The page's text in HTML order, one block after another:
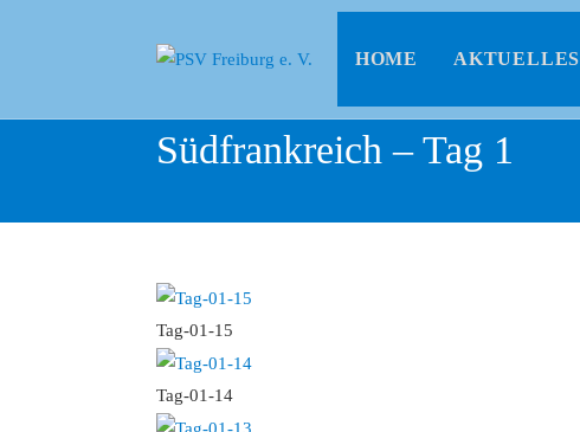
HOME AKTUELLES
Südfrankreich – Tag 1
Tag-01-15
Tag-01-14